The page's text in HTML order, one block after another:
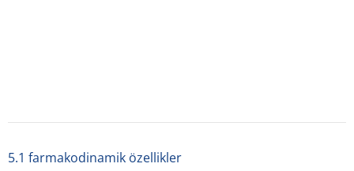
çalışmalarda 5 mg veya 10 mg’lık donepezil